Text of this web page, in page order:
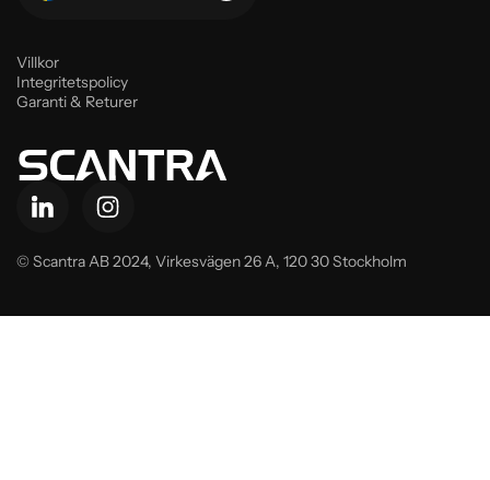
Villkor
Integritetspolicy
Garanti & Returer
© Scantra AB 2024, Virkesvägen 26 A, 120 30 Stockholm